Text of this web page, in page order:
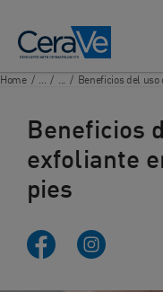
Search
Home / ... / ... / Beneficios del uso
Beneficios
exfoliante
pies
Facebook Uruguay
Instagram